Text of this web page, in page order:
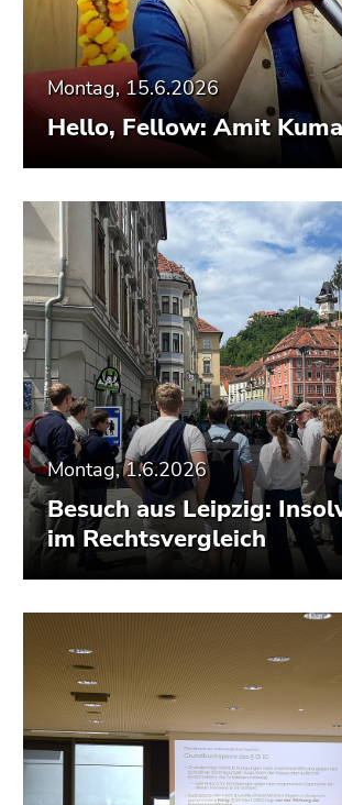
Montag, 15.6.2026
Hello, Fellow: Amit
Montag, 1.6.2026
Besuch aus Leipzig:
im Rechtsvergleich